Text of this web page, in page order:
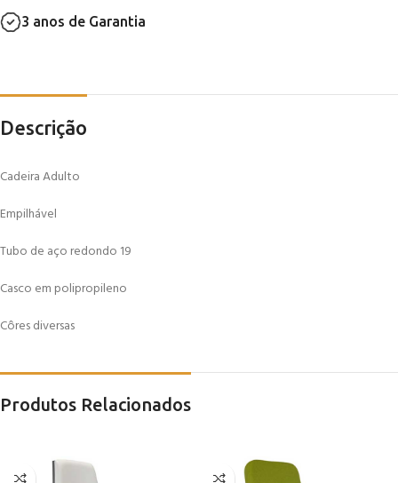
3 anos de Garantia
Descrição
Cadeira Adulto
Empilhável
Tubo de aço redondo 19
Casco em polipropileno
Côres diversas
Produtos Relacionados